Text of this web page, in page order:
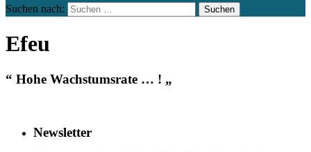
Suchen nach:
Efeu
“ Hohe Wachstumsrate … ! „
Newsletter